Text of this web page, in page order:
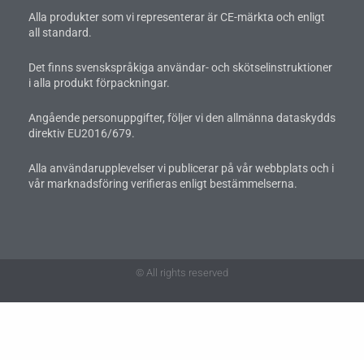
Alla produkter som vi representerar är CE-märkta och enligt
all standard.
Det finns svenskspråkiga användar- och skötselinstruktioner
i alla produkt förpackningar.
Angående personuppgifter, följer vi den allmänna dataskydds
direktiv EU2016/679.
Alla användarupplevelser vi publicerar på vår webbplats och i
vår marknadsföring verifieras enligt bestämmelserna.
© All rights reserved